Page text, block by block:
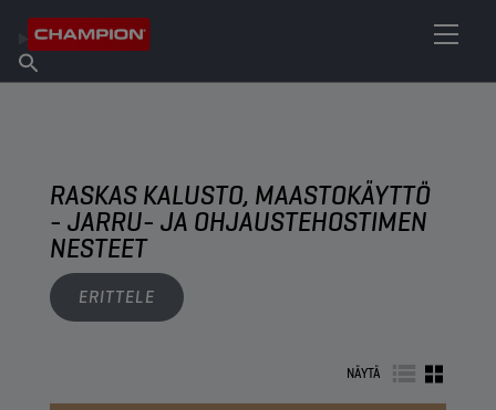
Tietoa Championista
Etsi myyntipiste
RASKAS KALUSTO, MAASTOKÄYTTÖ
- JARRU- JA OHJAUSTEHOSTIMEN
NESTEET
ERITTELE
NÄYTÄ